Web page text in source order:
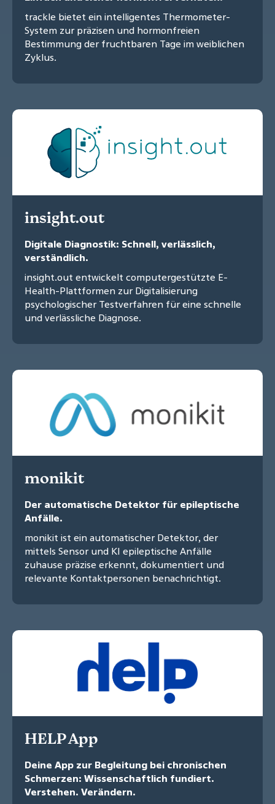
trackle bietet ein intelligentes Thermometer-
System zur präzisen und hormonfreien
Bestimmung der fruchtbaren Tage im weiblichen
Zyklus.
insight.out
Digitale Diagnostik: Schnell, verlässlich,
verständlich.
insight.out entwickelt computergestützte E-
Health-Plattformen zur Digitalisierung
psychologischer Testverfahren für eine schnelle
und verlässliche Diagnose.
monikit
Der automatische Detektor für epileptische
Anfälle.
monikit ist ein automatischer Detektor, der
mittels Sensor und KI epileptische Anfälle
zuhause präzise erkennt, dokumentiert und
relevante Kontaktpersonen benachrichtigt.
HELP App
Deine App zur Begleitung bei chronischen
Schmerzen: Wissenschaftlich fundiert.
Verstehen. Verändern.